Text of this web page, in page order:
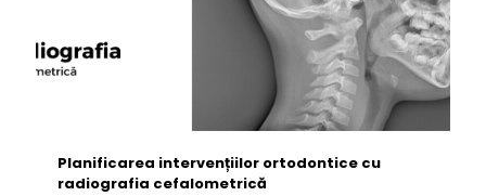
Planificarea intervențiilor ortodontice cu
radiografia cefalometrică